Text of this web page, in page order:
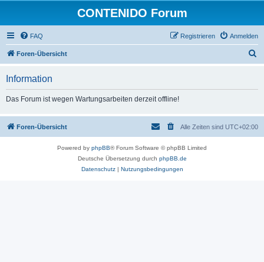
CONTENIDO Forum
FAQ Anmelden
Registrieren
Foren-Übersicht
Information
Das Forum ist wegen Wartungsarbeiten derzeit offline!
Foren-Übersicht Alle Zeiten sind UTC+02:00
Powered by phpBB® Forum Software © phpBB Limited
Deutsche Übersetzung durch phpBB.de
Datenschutz| Nutzungsbedingungen